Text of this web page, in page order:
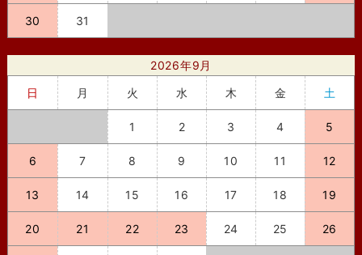
30 31
2026年9月
日
月 火 水 木 金 土
1 2 3 4 5
6 7 8 9 10 11 12
13 14 15 16 17 18 19
20 21 22 23 24 25 26